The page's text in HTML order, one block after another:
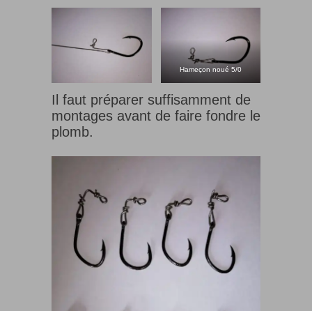
Hameçon noué 5/0
Il faut préparer suffisamment de
montages avant de faire fondre le
plomb.